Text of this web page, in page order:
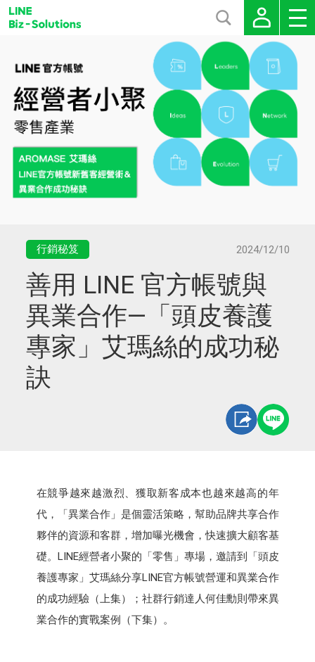
行銷秘笈 2024/12/10
善用 LINE 官方帳號與
異業合作—「頭皮養護
專家」艾瑪絲的成功秘
訣
在競爭越來越激烈、獲取新客成本也越來越高的年
代，「異業合作」是個靈活策略，幫助品牌共享合作
夥伴的資源和客群，增加曝光機會，快速擴大顧客基
礎。LINE經營者小聚的「零售」專場，邀請到「頭皮
養護專家」艾瑪絲分享LINE官方帳號營運和異業合作
的成功經驗（上集）；社群行銷達人何佳勳則帶來異
業合作的實戰案例（下集）。